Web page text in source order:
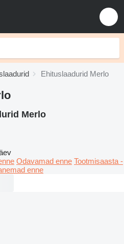
Ehituslaadurid Merlo
Merlo
Odavamad enne Tootmisaasta -
enne